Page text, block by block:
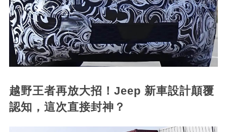
越野王者再放大招！Jeep 新車設計顛覆
認知，這次直接封神？